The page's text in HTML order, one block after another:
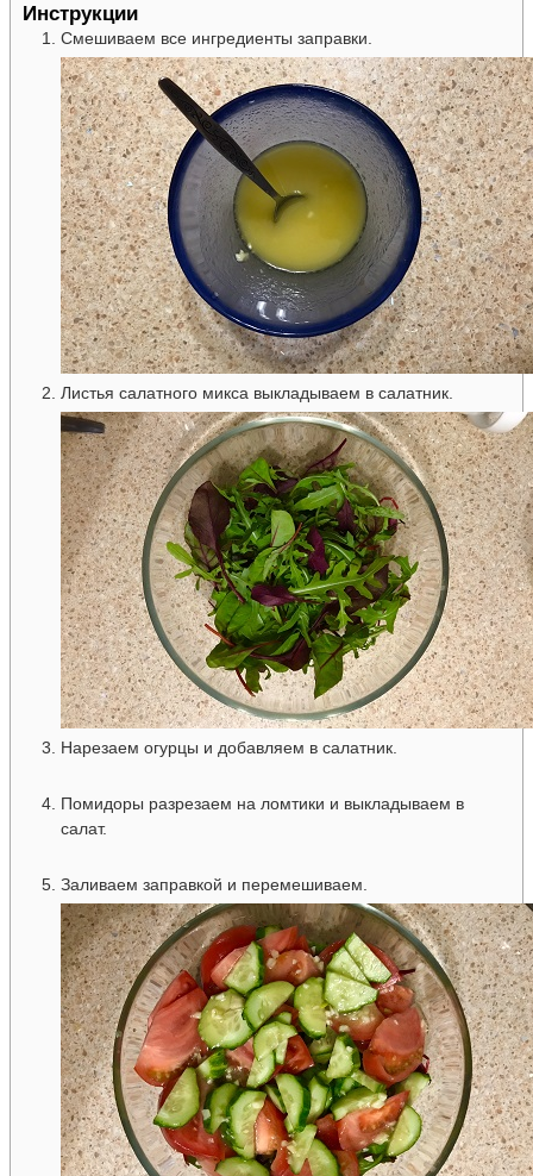
Инструкции
Смешиваем все ингредиенты заправки.
Листья салатного микса выкладываем в салатник.
Нарезаем огурцы и добавляем в салатник.
Помидоры разрезаем на ломтики и выкладываем в
салат.
Заливаем заправкой и перемешиваем.